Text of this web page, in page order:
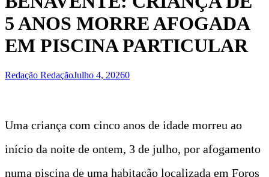
5 ANOS MORRE AFOGADA
EM PISCINA PARTICULAR
Redação RedaçãoJulho 4, 20260
Uma criança com cinco anos de idade morreu ao
início da noite de ontem, 3 de julho, por afogamento
numa piscina de uma habitação localizada em Foros